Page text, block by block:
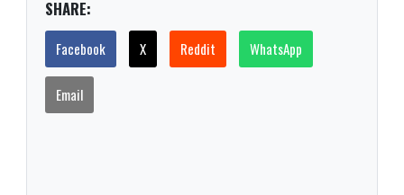
SHARE:
Facebook X Reddit WhatsApp
Email